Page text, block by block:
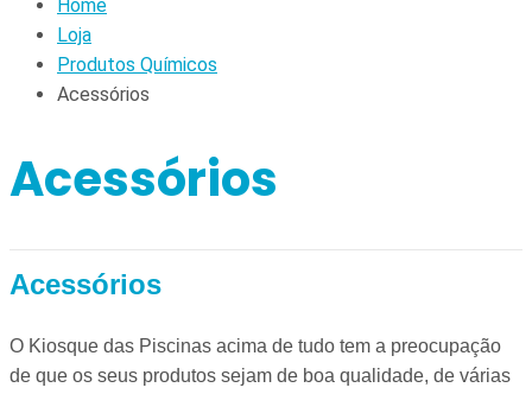
Home
Loja
Produtos Químicos
Acessórios
Acessórios
Acessórios
O Kiosque das Piscinas acima de tudo tem a preocupação
de que os seus produtos sejam de boa qualidade, de várias